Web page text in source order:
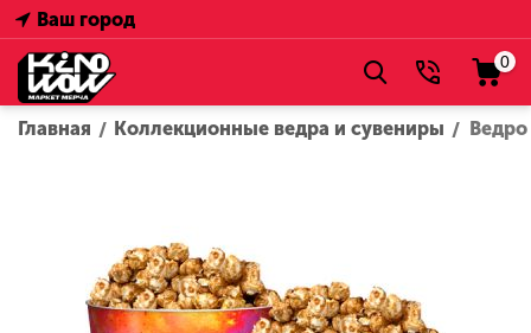
Ваш город
0
Главная / Коллекционные ведра и сувениры /